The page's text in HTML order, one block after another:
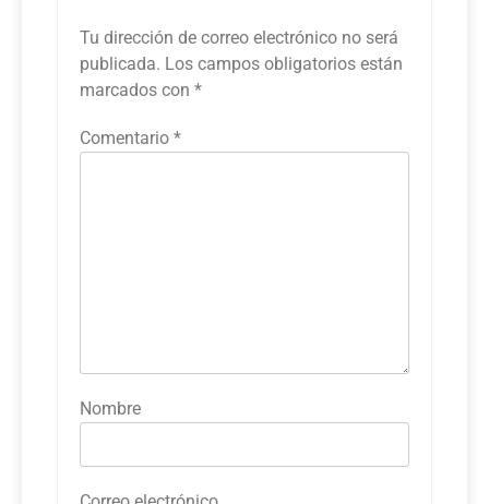
Tu dirección de correo electrónico no será
publicada. Los campos obligatorios están
marcados con *
Comentario *
Nombre